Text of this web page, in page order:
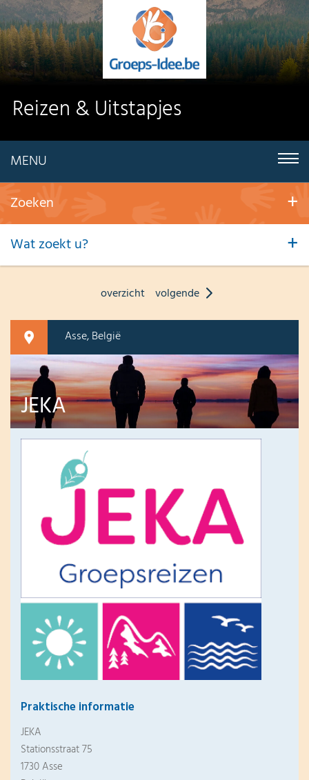
Reizen & Uitstapjes
MENU
Zoeken
Wat zoekt u?
overzicht volgende
Asse, België
JEKA
Praktische informatie
JEKA
Stationsstraat 75
1730 Asse